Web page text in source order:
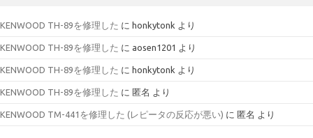
KENWOOD TH-89を修理した に honkytonk より
KENWOOD TH-89を修理した に aosen1201 より
KENWOOD TH-89を修理した に honkytonk より
KENWOOD TH-89を修理した に 匿名 より
KENWOOD TM-441を修理した (レピータの反応が悪い) に 匿名 より